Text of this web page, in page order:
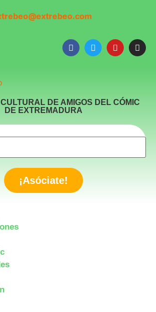
DE AMIGOS DEL CÓMIC
DE EXTREMADURA
¡Asóciate!